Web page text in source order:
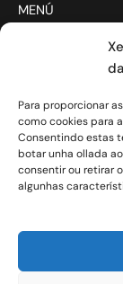
Para proporcionar
como cookies para
Consentindo estas
botar unha ollada
consentir ou retirar
algunhas
MENÚ
Actividades
Novas
CONTACTO
Xoves e